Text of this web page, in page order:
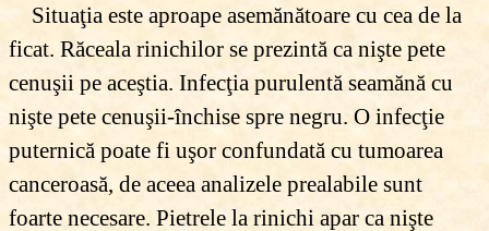
Situaţia este aproape asemănătoare cu cea de la
ficat. Răceala rinichilor se prezintă ca nişte pete
cenuşii pe aceştia. Infecţia purulentă seamănă cu
nişte pete cenuşii-închise spre negru. O infecţie
puternică poate fi uşor confundată cu tumoarea
canceroasă, de aceea analizele prealabile sunt
foarte necesare. Pietrele la rinichi apar ca nişte